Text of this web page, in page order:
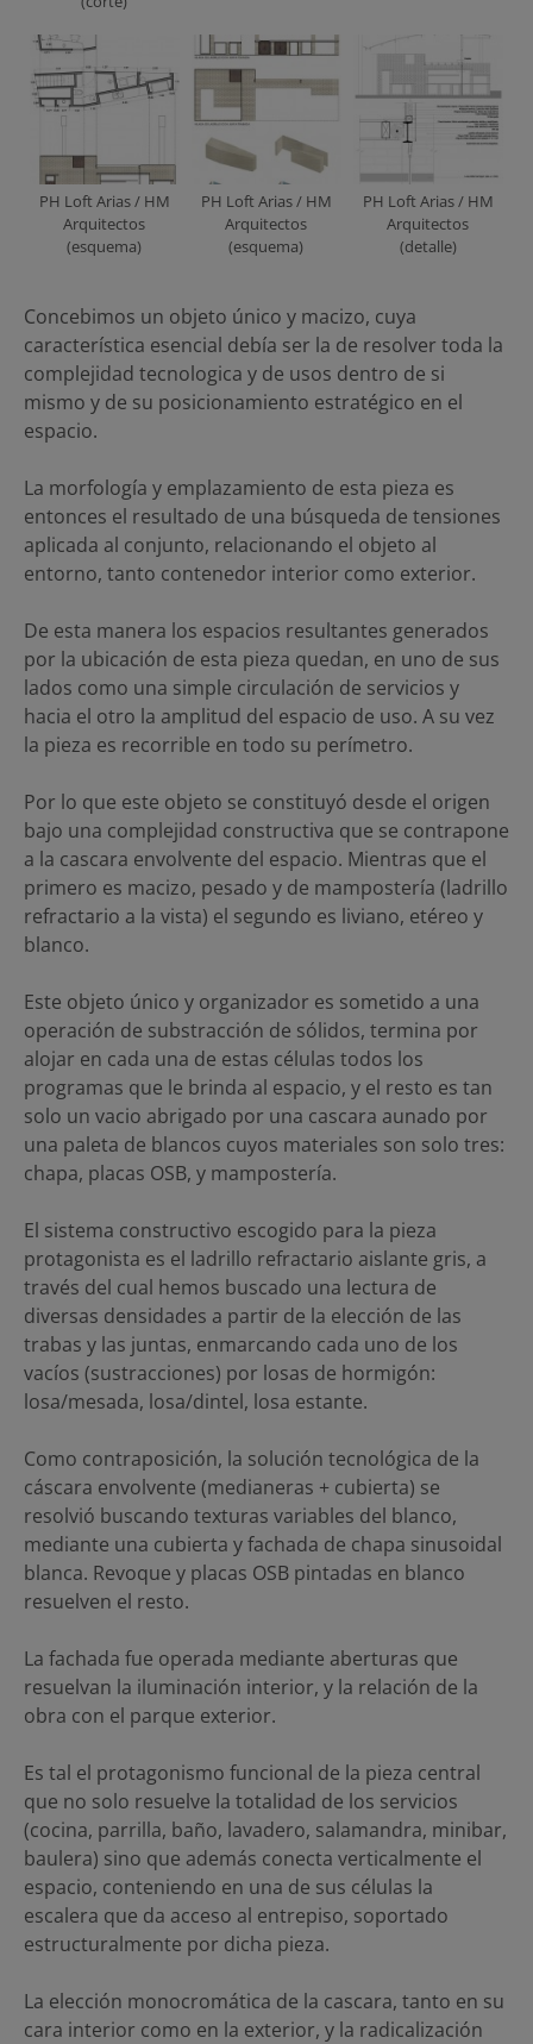
PH Loft Arias / HM
Arquitectos
(esquema)
PH Loft Arias / HM
Arquitectos
(esquema)
PH Loft Arias / HM
Arquitectos
(detalle)
Concebimos un objeto único y macizo, cuya
característica esencial debía ser la de resolver toda la
complejidad tecnologica y de usos dentro de si
mismo y de su posicionamiento estratégico en el
espacio.
La morfología y emplazamiento de esta pieza es
entonces el resultado de una búsqueda de tensiones
aplicada al conjunto, relacionando el objeto al
entorno, tanto contenedor interior como exterior.
De esta manera los espacios resultantes generados
por la ubicación de esta pieza quedan, en uno de sus
lados como una simple circulación de servicios y
hacia el otro la amplitud del espacio de uso. A su vez
la pieza es recorrible en todo su perímetro.
Por lo que este objeto se constituyó desde el origen
bajo una complejidad constructiva que se contrapone
a la cascara envolvente del espacio. Mientras que el
primero es macizo, pesado y de mampostería (ladrillo
refractario a la vista) el segundo es liviano, etéreo y
blanco.
Este objeto único y organizador es sometido a una
operación de substracción de sólidos, termina por
alojar en cada una de estas células todos los
programas que le brinda al espacio, y el resto es tan
solo un vacio abrigado por una cascara aunado por
una paleta de blancos cuyos materiales son solo tres:
chapa, placas OSB, y mampostería.
El sistema constructivo escogido para la pieza
protagonista es el ladrillo refractario aislante gris, a
través del cual hemos buscado una lectura de
diversas densidades a partir de la elección de las
trabas y las juntas, enmarcando cada uno de los
vacíos (sustracciones) por losas de hormigón:
losa/mesada, losa/dintel, losa estante.
Como contraposición, la solución tecnológica de la
cáscara envolvente (medianeras + cubierta) se
resolvió buscando texturas variables del blanco,
mediante una cubierta y fachada de chapa sinusoidal
blanca. Revoque y placas OSB pintadas en blanco
resuelven el resto.
La fachada fue operada mediante aberturas que
resuelvan la iluminación interior, y la relación de la
obra con el parque exterior.
Es tal el protagonismo funcional de la pieza central
que no solo resuelve la totalidad de los servicios
(cocina, parrilla, baño, lavadero, salamandra, minibar,
baulera) sino que además conecta verticalmente el
espacio, conteniendo en una de sus células la
escalera que da acceso al entrepiso, soportado
estructuralmente por dicha pieza.
La elección monocromática de la cascara, tanto en su
cara interior como en la exterior, y la radicalización